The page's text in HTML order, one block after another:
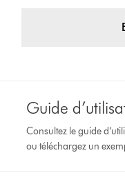
Guide
Consultez le guide
ou téléchargez un